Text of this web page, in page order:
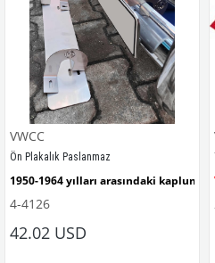
VWCC
Ön Plakalık Paslanmaz
1950-1964 yılları arasındaki
4-4126
42.02 USD